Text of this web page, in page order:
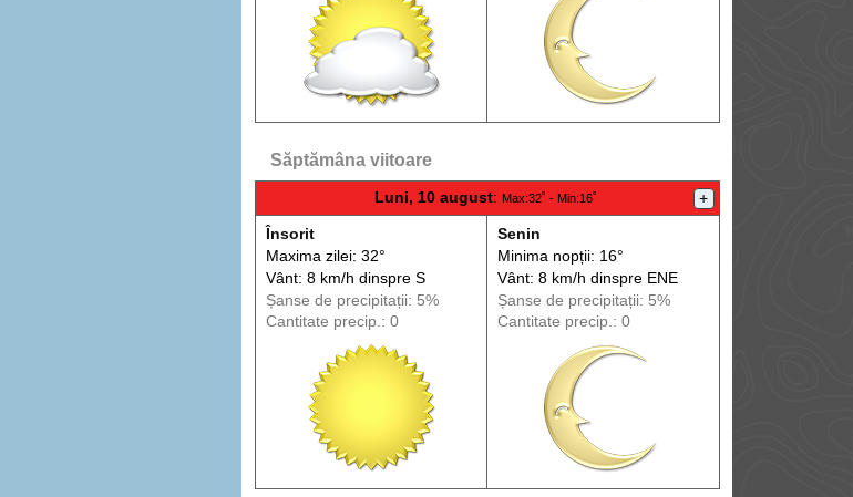
Săptămâna viitoare
Luni, 10 august: Max:32˚ - Min:16˚ +
Însorit
Maxima zilei: 32°
Vânt: 8 km/h dinspreS
Șanse de precipitații: 5%
Cantitate precip.: 0
Senin
Minima nopții: 16°
Vânt: 8 km/h dinspreENE
Șanse de precipitații: 5%
Cantitate precip.: 0